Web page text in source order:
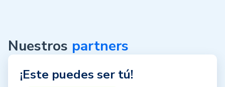
Nuestros partners
¡Este puedes ser tú!